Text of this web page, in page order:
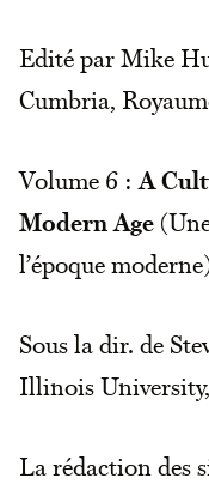
Edité par Mike
Cumbria,
Volume 6 :A
Modern Age
l’époque
Sous la dir. de
Illinois
La rédaction des